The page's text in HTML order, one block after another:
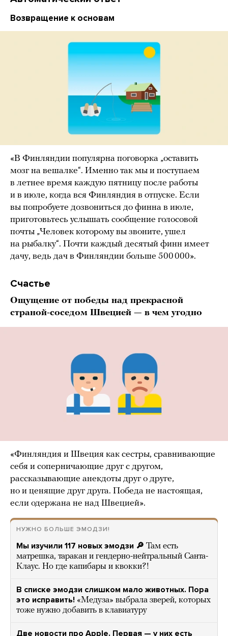
Возвращение к основам
«В Финляндии популярна поговорка „оставить
мозг на вешалке“. Именно так мы и поступаем
в летнее время каждую пятницу после работы
и в июле, когда вся Финляндия в отпуске. Если
вы попробуете дозвониться до финна в июле,
приготовьтесь услышать сообщение голосовой
почты „Человек которому вы звоните, ушел
на рыбалку“. Почти каждый десятый финн имеет
дачу, ведь дач в Финляндии больше 500 000».
Счастье
Ощущение от победы над прекрасной
страной-соседом Швецией — в чем угодно
«Финляндия и Швеция как сестры, сравнивающие
себя и соперничающие друг с другом,
рассказывающие анекдоты друг о друге,
но и ценящие друг друга. Победа не настоящая,
если одержана не над Швецией».
НУЖНО БОЛЬШЕ ЭМОДЗИ!
Мы изучили 117 новых эмодзи 🔎 Там есть
матрешка, таракан и гендерно-нейтральный Санта-
Клаус. Но где капибары и квокки?!
В списке эмодзи слишком мало животных. Пора
это исправить! «Медуза» выбрала зверей, которых
тоже нужно добавить в клавиатуру
Две новости про Apple. Первая — у них есть